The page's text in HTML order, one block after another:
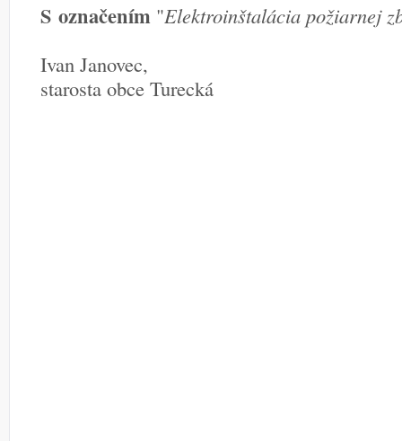
S označením"Elektroinštalácia požiarnej
Ivan Janovec,
starosta obce Turecká